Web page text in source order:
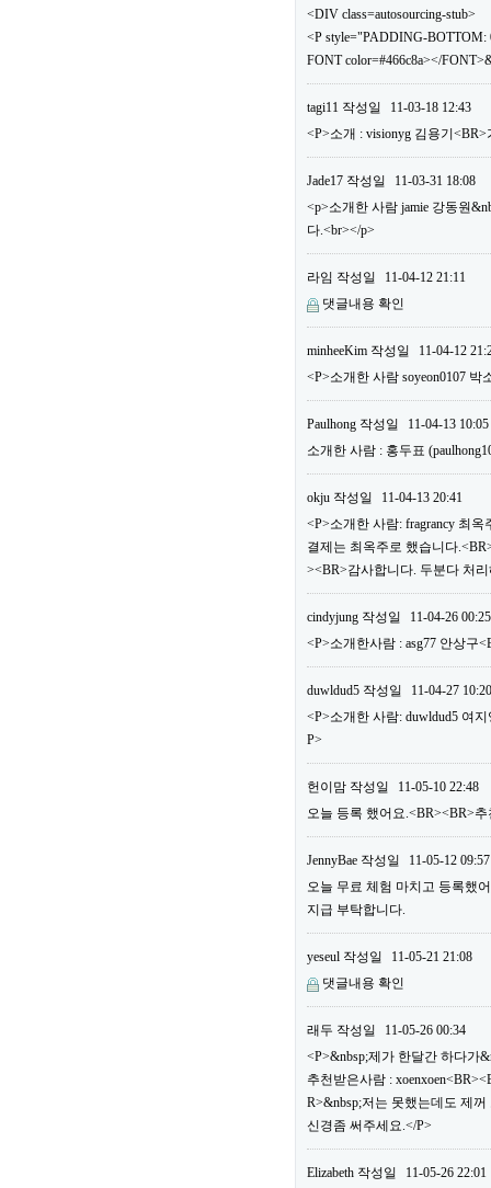
<DIV class=autosourcing-stub>
<P style="PADDING-
FONT color=#466c8a></
tagi11 작성일
11-03-18 12:43
<P>소개 : visionyg 김용기
Jade17 작성일
11-03-31 18:08
<p>소개한 사람 jamie 강동원
다.<br></p>
라임 작성일
11-04-12 21:11
댓글내용 확인
minheeKim 작성일
11-04-12
<P>소개한 사람 soyeon0107 박
Paulhong 작성일
11-04-13 10:05
소개한 사람 : 홍두표
okju 작성일
11-04-13 20:41
<P>소개한 사람: fragrancy 최
결제는 최옥주로 했습니다
><BR>감사합니다. 두분다 처
cindyjung 작성일
11-04-26 00:25
<P>소개한사람 : asg77 안상구
duwldud5 작성일
11-04-27 10:20
<P>소개한 사람: duwldud5 여
P>
헌이맘 작성일
11-05-10 22:48
오늘 등록 했어요.<BR><BR>
JennyBae 작성일
11-05-12 09:57
오늘 무료 체험 마치고 등록했
지급 부탁합니다.
yeseul 작성일
11-05-21 21:08
댓글내용 확인
래두 작성일
11-05-26 00:34
<P>&nbsp;제가 한달간 하다가
추천받은사람 :
R>&nbsp;저는 못했는데도 제
신경좀 써주세요.</P>
Elizabeth 작성일
11-05-26 22:01